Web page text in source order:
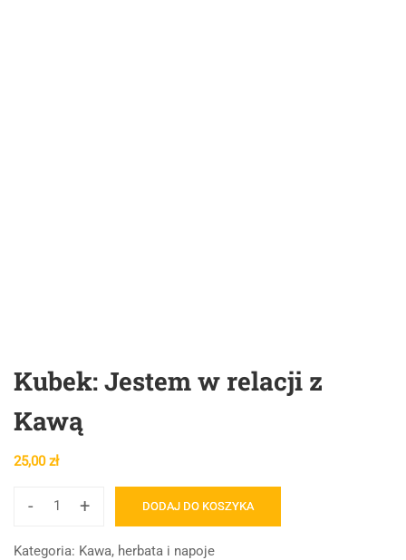
Kubek: Jestem w relacji z
Kawą
25,00zł
-
ilość+ DODAJ DO KOSZYKA
Kategoria: Kawa, herbata i napoje